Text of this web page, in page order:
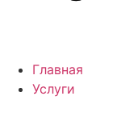
Главная
Услуги